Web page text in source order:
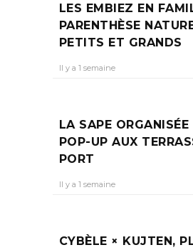
LES EMBIEZ EN
PARENTHÈSE
PETITS ET GRANDS
Il y a 1 semaine
LA SAPE ORGANISÉE
POP-UP AUX
PORT
Il y a 1 semaine
CYBÈLE × KUJTEN,